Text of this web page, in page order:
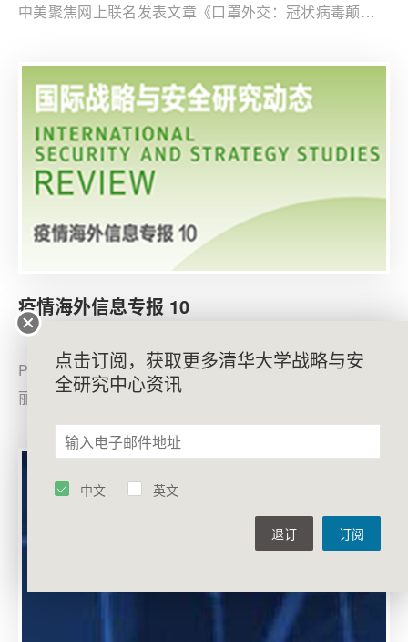
中美聚焦网上联名发表文章《口罩外交：冠状病毒颠覆了
国和日本走上了一条意想不到的互惠之路，为世界上其他
固守敌意的双边关系上了生动一课。
疫情海外信息专报 10
Parkr）. 亚斯曼·阿布塔勒布（Yaumcen Abusaleb）和外
丽解（LZs，lHSua） 的合著文章，认为特衡普总统及其
政府正在试漏浪费对当前疫情的管理机会，奏病预防控制
中心错误的检测和有限的检测标准，延误了政府官员及时
发现病毒在美国蔓露的时机，机构之间的明争廓斗也粗得
长办公室” 之间的争斗光其薇烈。
点击订阅，获取更多清华大学战略与安
全研究中心资讯
中文 英文
订阅
退订